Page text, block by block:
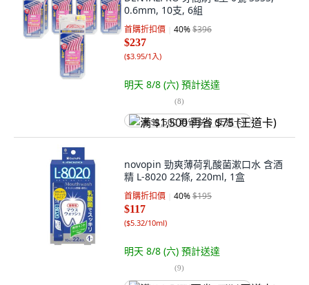
0.6mm, 10支, 6組
首購折扣價 40%$396
$237
($3.95/1入)
明天 8/8 (六) 預計送達
(8)
满 $1,500 再省 $75 (王道卡)
novopin 勁爽薄荷乳酸菌漱口水 含酒
精 L-8020 22條, 220ml, 1盒
首購折扣價 40%$195
$117
($5.32/10ml)
明天 8/8 (六) 預計送達
(9)